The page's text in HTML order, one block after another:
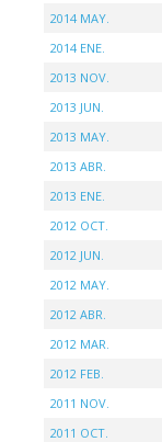
2014 MAY.
2014 ENE.
2013 NOV.
2013 JUN.
2013 MAY.
2013 ABR.
2013 ENE.
2012 OCT.
2012 JUN.
2012 MAY.
2012 ABR.
2012 MAR.
2012 FEB.
2011 NOV.
2011 OCT.